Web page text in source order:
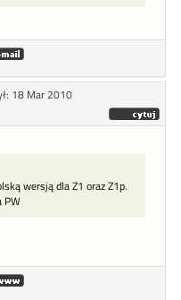
18 Mar 2010
wersją dla Z1 oraz Z1p.
PW